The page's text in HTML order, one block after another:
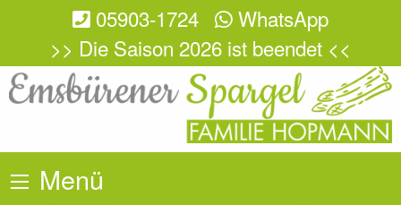
05903-1724
WhatsApp
>> Die Saison 2026 ist beendet <<
Menü